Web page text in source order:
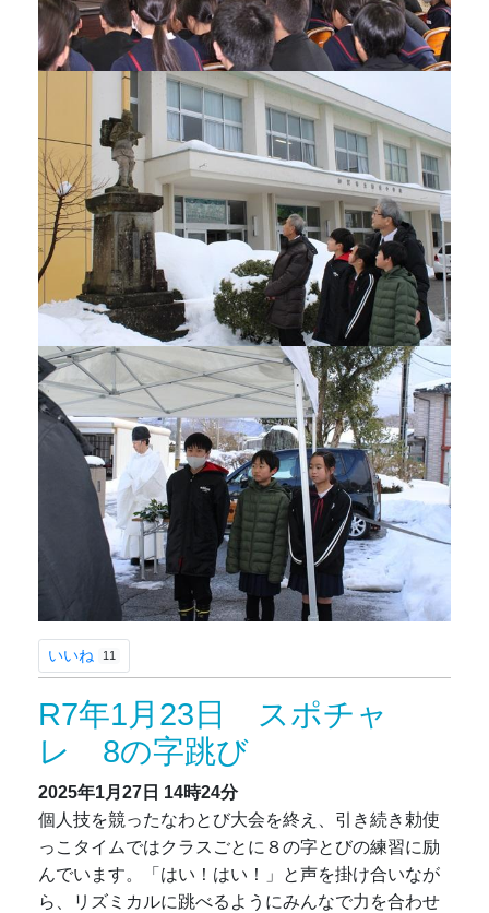
いいね 11
R7年1月23日 スポチャ
レ 8の字跳び
2025年1月27日 14時24分
個人技を競ったなわとび大会を終え、引き続き勅使
っこタイムではクラスごとに８の字とびの練習に励
んでいます。「はい！はい！」と声を掛け合いなが
ら、リズミカルに跳べるようにみんなで力を合わせ